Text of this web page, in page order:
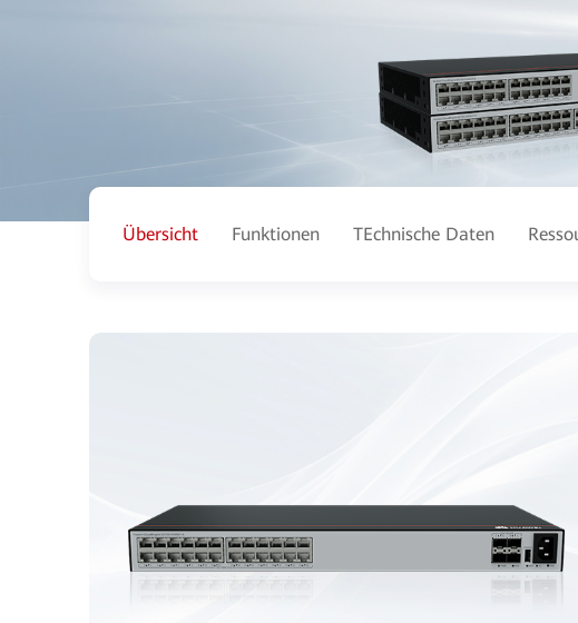
Übersicht Funktionen TEchnische Daten